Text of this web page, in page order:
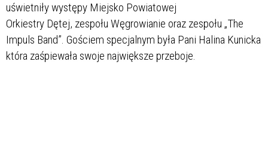
uświetniły występy Miejsko Powiatowej
Orkiestry Dętej, zespołu Węgrowianie oraz zespołu „The
Impuls Band”. Gościem specjalnym była Pani Halina Kunicka
która zaśpiewała swoje największe przeboje.